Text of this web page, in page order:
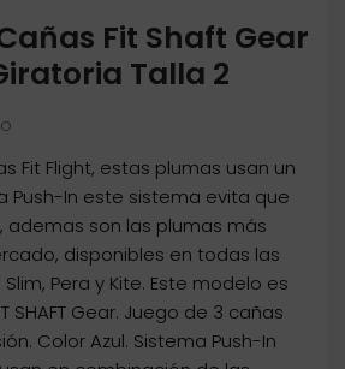
Fit Shaft Gear
Talla 2
Fit Flight, estas plumas usan un
Push-In este sistema evita que
ademas son las plumas más
disponibles en todas las
Pera y Kite. Este modelo es
SHAFT Gear. Juego de 3 cañas
Color Azul. Sistema Push-In